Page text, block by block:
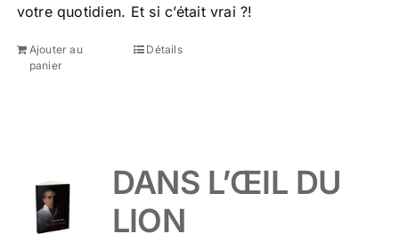
votre quotidien. Et si c’était vrai ?!
Ajouter au
panier
Détails
DANS L’ŒIL DU
LION